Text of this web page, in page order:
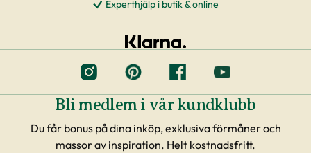
Experthjälp i butik & online
Bli medlem i vår kundklubb
Du får bonus på dina inköp, exklusiva förmåner och
massor av inspiration. Helt kostnadsfritt.